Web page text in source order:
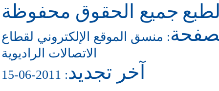
جميع الحقوق محفوظة
: منسق الموقع الإلكتروني لقطاع
الاتصالات الراديوية
آخر تجديد: 2011-06-15